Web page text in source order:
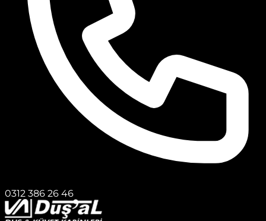
0312 386 26 46